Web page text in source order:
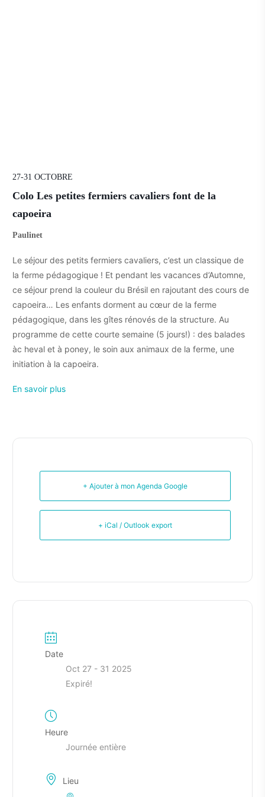
27-31 OCTOBRE
Colo Les petites fermiers cavaliers font de la
capoeira
Paulinet
Le séjour des petits fermiers cavaliers, c’est un classique de
la ferme pédagogique ! Et pendant les vacances d’Automne,
ce séjour prend la couleur du Brésil en rajoutant des cours de
capoeira… Les enfants dorment au cœur de la ferme
pédagogique, dans les gîtes rénovés de la structure. Au
programme de cette courte semaine (5 jours!) : des balades
àc heval et à poney, le soin aux animaux de la ferme, une
initiation à la capoeira.
En savoir plus
+ Ajouter à mon Agenda Google
+ iCal / Outlook export
Date
Oct 27 - 31 2025
Expiré!
Heure
Journée entière
Lieu